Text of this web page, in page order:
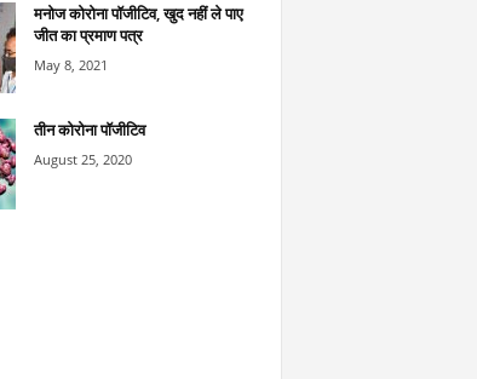
मनोज कोरोना पॉजीटिव, खुद नहीं ले पाए
जीत का प्रमाण पत्र
May 8, 2021
तीन कोरोना पॉजीटिव
August 25, 2020